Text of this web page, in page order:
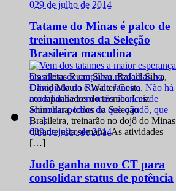
029 de julho de 2014
Tatame do Minas é palco de
treinamentos da Seleção
Brasileira masculina
Os atletas Ruan Silva, Rafael Silva,
David Moura e Walter Costa
acompanhados do técnico Luiz
Shinohara, todos da Seleção
Brasileira, treinarão no dojô do Minas
durante esta semana. As atividades
[…]
029 de julho de 2014
Judô ganha novo CT para
consolidar status de potência